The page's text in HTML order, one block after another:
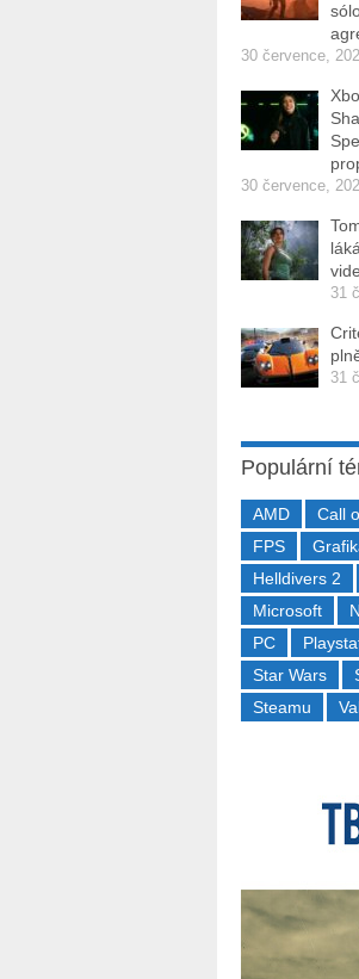
30 července,
30 července,
31
31
Populární
AMD Call
FPS
Helldivers 2
Microsoft
PC
Star Wars
Steamu